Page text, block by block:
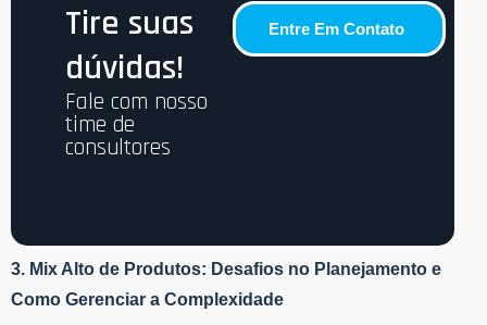
Tire suas
dúvidas!
Fale com nosso
time de
consultores
Entre Em Contato
3. Mix Alto de Produtos: Desafios no Planejamento e
Como Gerenciar a Complexidade